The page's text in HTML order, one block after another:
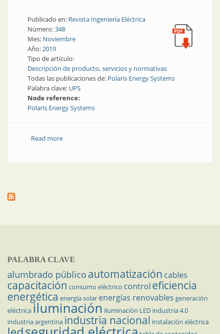
Publicado en: Revista Ingeniería Eléctrica
Número:348
Mes: Noviembre
Año:2019
Tipo de artículo:
Descripción de producto, servicios y normativas
Todas las publicaciones de: Polaris Energy Systems
Palabra clave: UPS
Node reference:
Polaris Energy Systems
Read moreabout Cómo asegurar y proteger la energía
PALABRA CLAVE
alumbrado público automatización cables
capacitación consumo eléctrico control eficiencia
energética energía solar energías renovables generación
eléctricailuminación iluminación LED industria 4.0
industria argentina industria nacional instalación eléctrica